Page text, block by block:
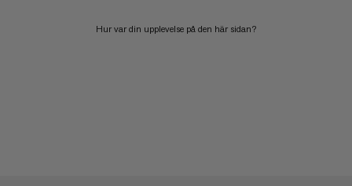
Hur var din upplevelse på den här sidan?